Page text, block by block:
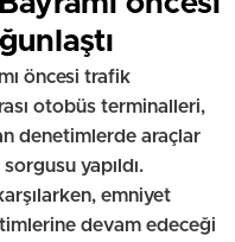
öncesi trafik
otobüs terminalleri,
denetimlerde araçlar
yapıldı.
emniyet
devam edeceği